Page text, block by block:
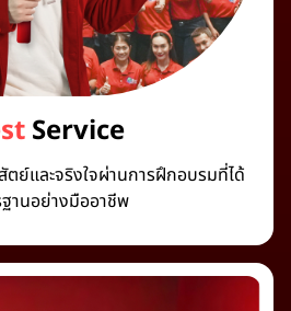
Service
ย์และจริงใจผ่านการฝึกอบรมที่ได้
านอย่างมืออาชีพ